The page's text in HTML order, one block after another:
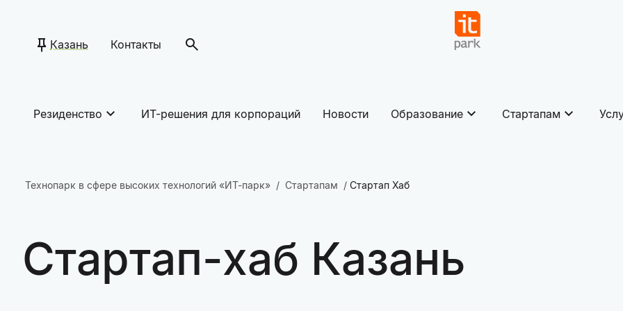
Казань Контакты
Резиденство ИТ-решения для корпораций Новости Образование Стартапам
Технопарк в сфере высоких технологий «ИТ-парк» Стартапам Стартап Хаб
Стартап-хаб Казань